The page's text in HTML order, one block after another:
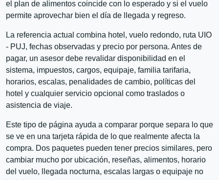
el plan de alimentos coincide con lo esperado y si el vuelo
permite aprovechar bien el día de llegada y regreso.
La referencia actual combina hotel, vuelo redondo, ruta UIO
- PUJ, fechas observadas y precio por persona. Antes de
pagar, un asesor debe revalidar disponibilidad en el
sistema, impuestos, cargos, equipaje, familia tarifaria,
horarios, escalas, penalidades de cambio, políticas del
hotel y cualquier servicio opcional como traslados o
asistencia de viaje.
Este tipo de página ayuda a comparar porque separa lo que
se ve en una tarjeta rápida de lo que realmente afecta la
compra. Dos paquetes pueden tener precios similares, pero
cambiar mucho por ubicación, reseñas, alimentos, horario
del vuelo, llegada nocturna, escalas largas o equipaje no